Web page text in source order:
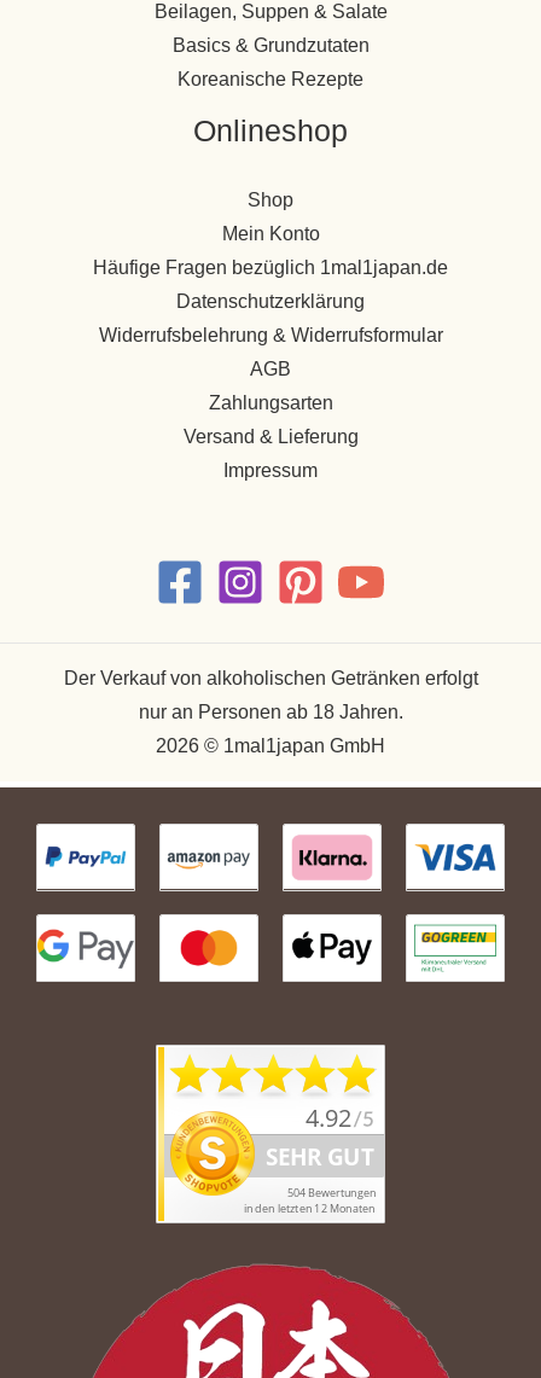
Beilagen, Suppen & Salate
Basics & Grundzutaten
Koreanische Rezepte
Onlineshop
Shop
Mein Konto
Häufige Fragen bezüglich 1mal1japan.de
Datenschutzerklärung
Widerrufsbelehrung & Widerrufsformular
AGB
Zahlungsarten
Versand & Lieferung
Impressum
Der Verkauf von alkoholischen Getränken erfolgt
nur an Personen ab 18 Jahren.
2026 © 1mal1japan GmbH